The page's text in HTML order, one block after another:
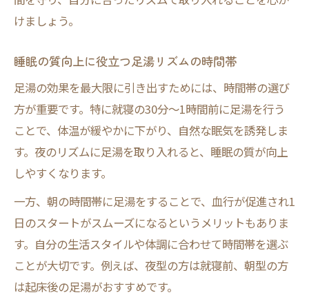
けましょう。
睡眠の質向上に役立つ足湯リズムの時間帯
足湯の効果を最大限に引き出すためには、時間帯の選び
方が重要です。特に就寝の30分〜1時間前に足湯を行う
ことで、体温が緩やかに下がり、自然な眠気を誘発しま
す。夜のリズムに足湯を取り入れると、睡眠の質が向上
しやすくなります。
一方、朝の時間帯に足湯をすることで、血行が促進され1
日のスタートがスムーズになるというメリットもありま
す。自分の生活スタイルや体調に合わせて時間帯を選ぶ
ことが大切です。例えば、夜型の方は就寝前、朝型の方
は起床後の足湯がおすすめです。